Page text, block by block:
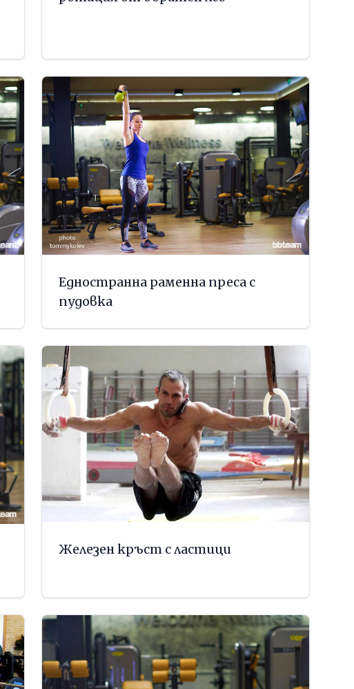
Едностранна раменна преса с
пудовка
Железен кръст с ластици